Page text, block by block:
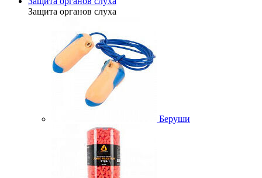
Защита органов слуха
Беруши